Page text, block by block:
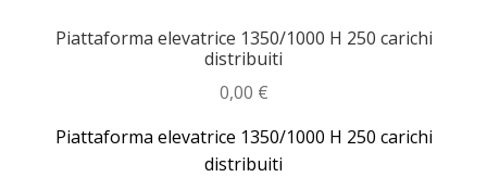
Piattaforma elevatrice 1350/1000 H 250 carichi
distribuiti
0,00 €
Piattaforma elevatrice 1350/1000 H 250 carichi
distribuiti